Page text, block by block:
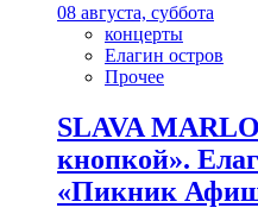
08 августа, суббота
концерты
Елагин остров
Прочее
SLAVA
кнопкой».
«Пикник